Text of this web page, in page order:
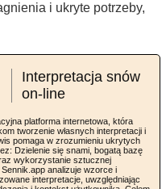
i ukryte potrzeby,
Interpretacja snów
on-line
platforma internetowa, która
tworzenie własnych interpretacji i
pomaga w zrozumieniu ukrytych
Dzielenie się snami, bogatą bazę
wykorzystanie sztucznej
analizuje wzorce i
interpretacje, uwzględniając